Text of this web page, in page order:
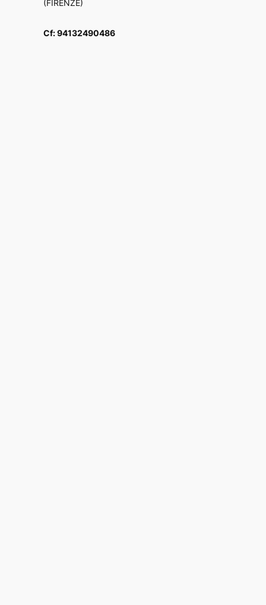
(FIRENZE)
Cf: 94132490486